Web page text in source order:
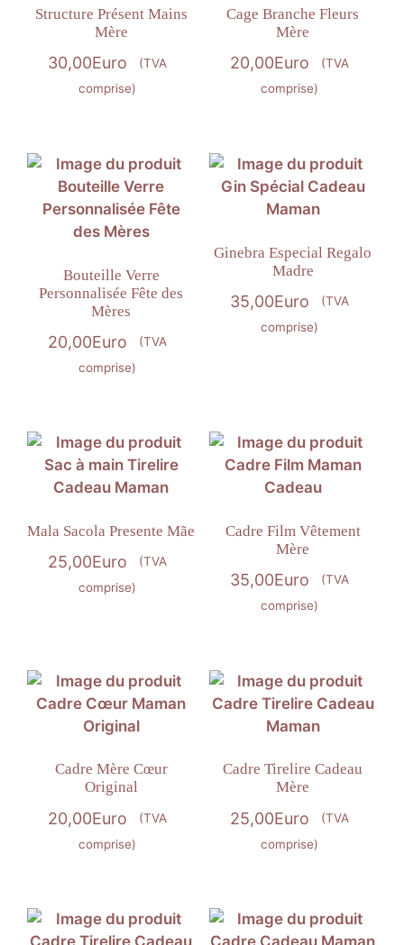
Structure Présent Mains
Mère
30,00Euro
(TVA
comprise)
Cage Branche Fleurs
Mère
20,00Euro
(TVA
comprise)
Bouteille Verre
Personnalisée Fête des
Mères
20,00Euro
(TVA
comprise)
Ginebra Especial Regalo
Madre
35,00Euro
(TVA
comprise)
Mala Sacola Presente Mãe
25,00Euro
(TVA
comprise)
Cadre Film Vêtement
Mère
35,00Euro
(TVA
comprise)
Cadre Mère Cœur
Original
20,00Euro
(TVA
comprise)
Cadre Tirelire Cadeau
Mère
25,00Euro
(TVA
comprise)